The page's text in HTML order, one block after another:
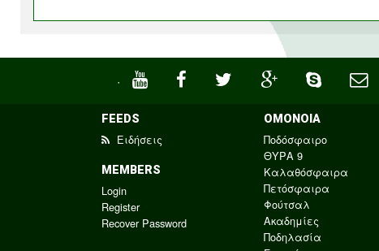
·
FEEDS
Ειδήσεις
MEMBERS
Login
Register
Recover Password
ΟΜΟΝΟΙΑ
Ποδόσφαιρο
ΘΥΡΑ 9
Καλαθόσφαιρα
Πετόσφαιρα
Φούτσαλ
Ακαδημίες
Ποδηλασία